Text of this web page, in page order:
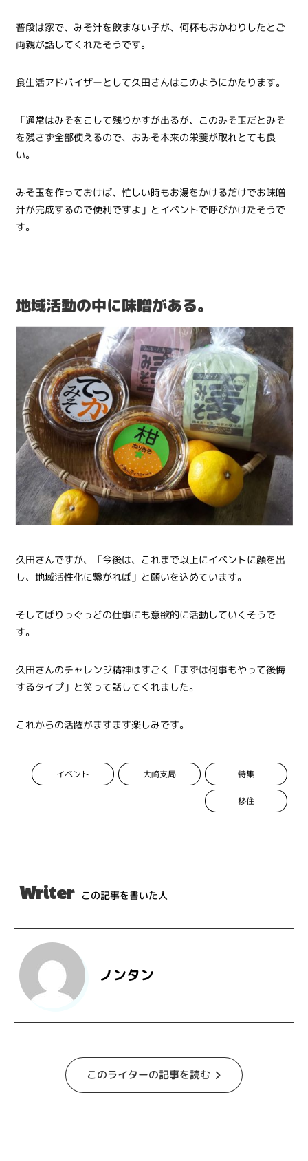
普段は家で、みそ汁を飲まない子が、何杯もおかわりしたとご
両親が話してくれたそうです。
食生活アドバイザーとして久田さんはこのようにかたります。
「通常はみそをこして残りかすが出るが、このみそ玉だとみそ
を残さず全部使えるので、おみそ本来の栄養が取れとても良
い。
みそ玉を作っておけば、忙しい時もお湯をかけるだけでお味噌
汁が完成するので便利ですよ」とイベントで呼びかけたそうで
す。
地域活動の中に味噌がある。
久田さんですが、「今後は、これまで以上にイベントに顔を出
し、地域活性化に繋がれば」と願いを込めています。
そしてばりっぐっどの仕事にも意欲的に活動していくそうで
す。
久田さんのチャレンジ精神はすごく「まずは何事もやって後悔
するタイプ」と笑って話してくれました。
これからの活躍がますます楽しみです。
イベント 大崎支局 特集
移住
Writer この記事を書いた人
ノンタン
このライターの記事を読む